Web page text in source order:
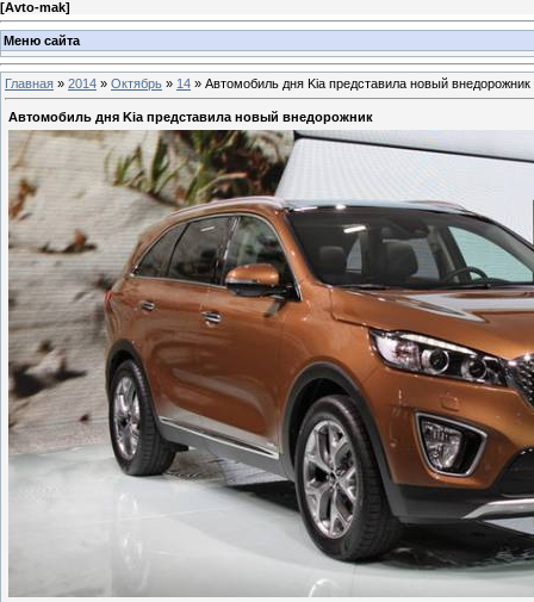
[Avto-mak]
Меню сайта
Главная » 2014 » Октябрь » 14 » Автомобиль дня Kia представила новый внедорожник
Автомобиль дня Kia представила новый внедорожник